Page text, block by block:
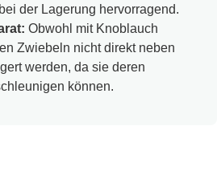
der Lagerung hervorragend.
Obwohl mit Knoblauch
Zwiebeln nicht direkt neben
werden, da sie deren
können.